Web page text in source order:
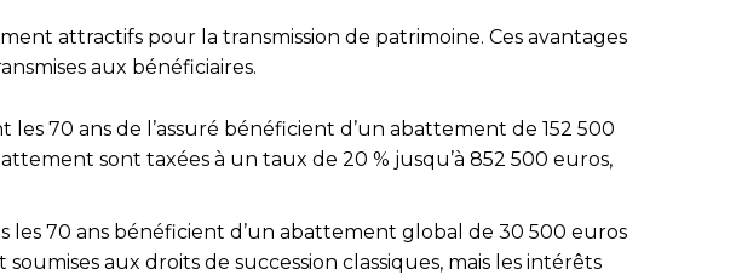
attractifs pour la transmission de patrimoine. Ces avantages
aux bénéficiaires.
les 70 ans de l’assuré bénéficient d’un abattement de 152 500
sont taxées à un taux de 20 % jusqu’à 852 500 euros,
les 70 ans bénéficient d’un abattement global de 30 500 euros
aux droits de succession classiques, mais les intérêts